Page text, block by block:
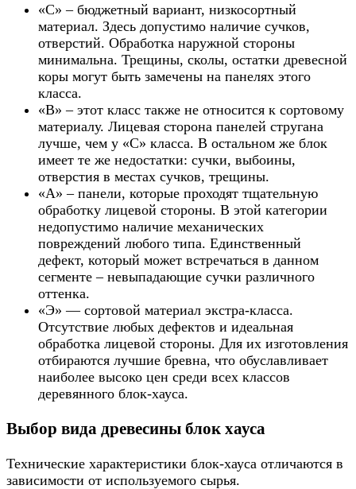
«С» – бюджетный вариант, низкосортный
материал. Здесь допустимо наличие сучков,
отверстий. Обработка наружной стороны
минимальна. Трещины, сколы, остатки древесной
коры могут быть замечены на панелях этого
класса.
«В» – этот класс также не относится к сортовому
материалу. Лицевая сторона панелей стругана
лучше, чем у «С» класса. В остальном же блок
имеет те же недостатки: сучки, выбоины,
отверстия в местах сучков, трещины.
«А» – панели, которые проходят тщательную
обработку лицевой стороны. В этой категории
недопустимо наличие механических
повреждений любого типа. Единственный
дефект, который может встречаться в данном
сегменте – невыпадающие сучки различного
оттенка.
«Э» — сортовой материал экстра-класса.
Отсутствие любых дефектов и идеальная
обработка лицевой стороны. Для их изготовления
отбираются лучшие бревна, что обуславливает
наиболее высоко цен среди всех классов
деревянного блок-хауса.
Выбор вида древесины блок хауса
Технические характеристики блок-хауса отличаются в
зависимости от используемого сырья.